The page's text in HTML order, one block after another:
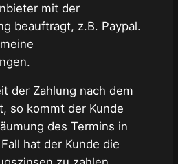
mit der
beauftragt, z.B. Paypal.
der Zahlung nach dem
so kommt der Kunde
des Termins in
hat der Kunde die